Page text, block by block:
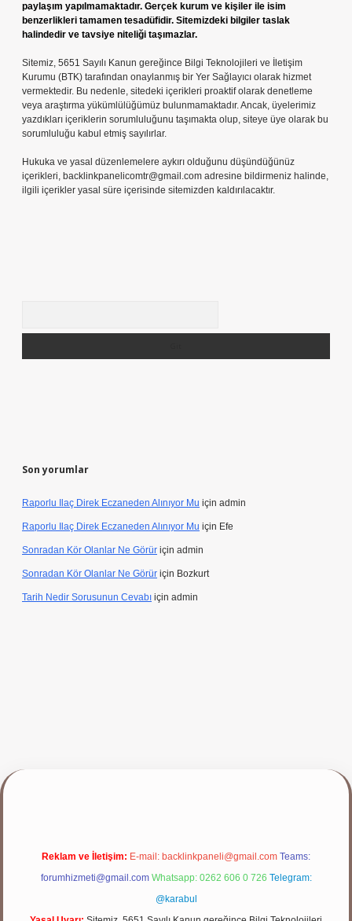
paylaşım yapılmamaktadır. Gerçek kurum ve kişiler ile isim
benzerlikleri tamamen tesadüfidir. Sitemizdeki bilgiler taslak
halindedir ve tavsiye niteliği taşımazlar.
Sitemiz, 5651 Sayılı Kanun gereğince Bilgi Teknolojileri ve İletişim
Kurumu (BTK) tarafından onaylanmış bir Yer Sağlayıcı olarak hizmet
vermektedir. Bu nedenle, sitedeki içerikleri proaktif olarak denetleme
veya araştırma yükümlülüğümüz bulunmamaktadır. Ancak, üyelerimiz
yazdıkları içeriklerin sorumluluğunu taşımakta olup, siteye üye olarak bu
sorumluluğu kabul etmiş sayılırlar.
Hukuka ve yasal düzenlemelere aykırı olduğunu düşündüğünüz
içerikleri, backlinkpanelicomtr@gmail.com adresine bildirmeniz halinde,
ilgili içerikler yasal süre içerisinde sitemizden kaldırılacaktır.
Son yorumlar
Raporlu Ilaç Direk Eczaneden Alınıyor Mu için admin
Raporlu Ilaç Direk Eczaneden Alınıyor Mu için Efe
Sonradan Kör Olanlar Ne Görür için admin
Sonradan Kör Olanlar Ne Görür için Bozkurt
Tarih Nedir Sorusunun Cevabı için admin
Reklam ve İletişim: E-mail: backlinkpaneli@gmail.com Teams:
forumhizmeti@gmail.com Whatsapp: 0262 606 0 726 Telegram:
@karabul